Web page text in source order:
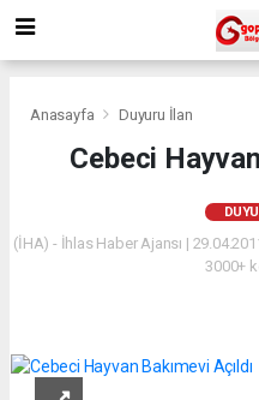
Anasayfa Duyuru İlan
Cebeci
(İHA) - İhlas Haber Ajansı |
3000+